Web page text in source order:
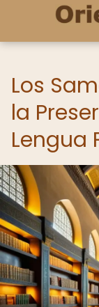
Los
la
Lengua